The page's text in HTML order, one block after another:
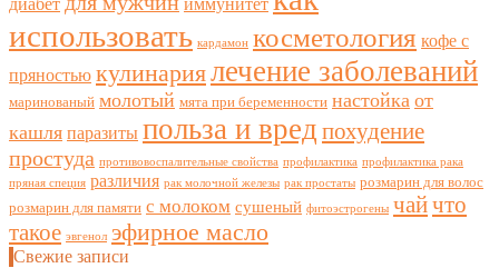
иммунитет
использовать кардамон косметология кофе с
пряностью кулинариялечение заболеваний
маринованый молотый мята при беременности настойка от
кашля паразиты польза и вред похудение
простуда противовоспалительные свойства профилактика профилактика рака
пряная специя различия рак молочной железы рак простаты розмарин для волос
розмарин для памяти с молоком сушеный фитоэстрогены чайчто
такое эвгенол эфирное масло
Свежие записи